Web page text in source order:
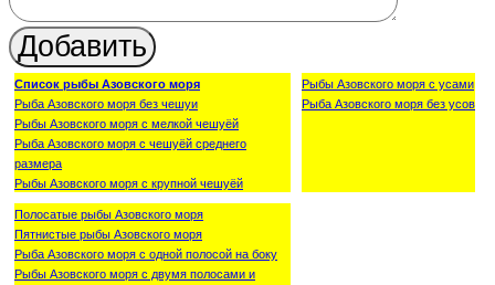
Список рыбы Азовского моря
Рыба Азовского моря без чешуи
Рыбы Азовского моря с мелкой чешуёй
Рыба Азовского моря с чешуёй среднего
размера
Рыбы Азовского моря с крупной чешуёй
Рыбы Азовского моря с усами
Рыба Азовского моря без усов
Полосатые рыбы Азовского моря
Пятнистые рыбы Азовского моря
Рыба Азовского моря с одной полосой на боку
Рыбы Азовского моря с двумя полосами и